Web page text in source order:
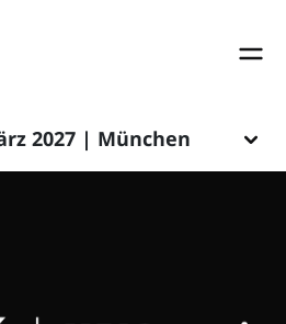
2027 | München